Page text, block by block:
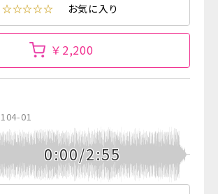
☆☆☆☆☆ お気に入り
￥2,200
104-01
0:00/2:55